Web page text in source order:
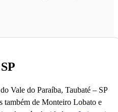
Vale do Paraíba, Taubaté – SP
também de Monteiro Lobato e